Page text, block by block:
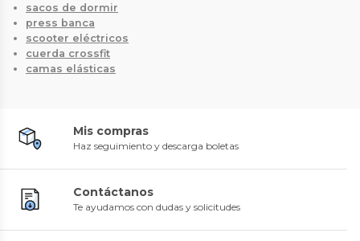
sacos de dormir
press banca
scooter eléctricos
cuerda crossfit
camas elásticas
Mis compras
Haz seguimiento y descarga boletas
Contáctanos
Te ayudamos con dudas y solicitudes